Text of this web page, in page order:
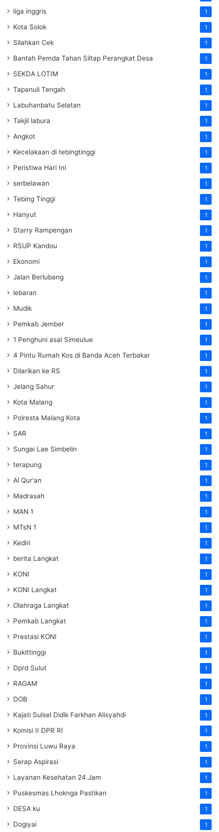
liga inggris 1
Kota Solok 1
Silahkan Cek 1
Bantah Pemda Tahan Siltap Perangkat Desa 1
SEKDA LOTIM 1
Tapanuli Tengah 1
Labuhanbatu Selatan 1
Takjil labura 1
Angkot 1
Kecelakaan di tebingtinggi 1
Peristiwa Hari Ini 1
serbelawan 1
Tebing Tinggi 1
Hanyut 1
Starry Rampengan 1
RSUP Kandou 1
Ekonomi 1
Jalan Berlubang 1
lebaran 1
Mudik 1
Pemkab Jember 1
1 Penghuni asal Simeulue 1
4 Pintu Rumah Kos di Banda Aceh Terbakar 1
Dilarikan ke RS 1
Jelang Sahur 1
Kota Malang 1
Polresta Malang Kota 1
SAR 1
Sungai Lae Simbelin 1
terapung 1
Al Qur'an 1
Madrasah 1
MAN 1 1
MTsN 1 1
Kediri 1
berita Langkat 1
KONI 1
KONI Langkat 1
Olahraga Langkat 1
Pemkab Langkat 1
Prestasi KONI 1
Bukittinggi 1
Dprd Sulut 1
RAGAM 1
DOB 1
Kajati Sulsel Didik Farkhan Alisyahdi 1
Komisi II DPR RI 1
Provinsi Luwu Raya 1
Serap Aspirasi 1
Layanan Kesehatan 24 Jam 1
Puskesmas Lhoknga Pastikan 1
DESA ku 1
Dogiyai 1